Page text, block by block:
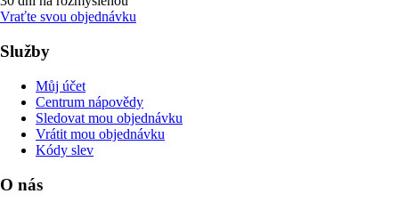
Vraťte svou objednávku
Služby
Můj účet
Centrum nápovědy
Sledovat mou objednávku
Vrátit mou objednávku
Kódy slev
O nás